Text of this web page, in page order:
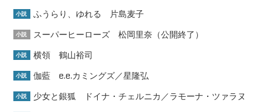
小説 ふうらり、ゆれる 片島麦子
小説 スーパーヒーローズ 松岡里奈（公開終了）
小説 横領 鶴山裕司
小説 伽藍 e.e.カミングズ／星隆弘
小説 少女と銀狐 ドイナ・チェルニカ／ラモーナ・ツァラヌ